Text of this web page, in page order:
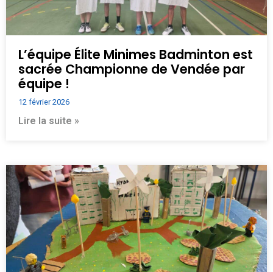
L’équipe Élite Minimes Badminton est
sacrée Championne de Vendée par
équipe !
12 février 2026
Lire la suite »